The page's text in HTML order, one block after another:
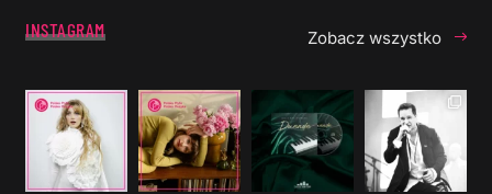
INSTAGRAM Zobacz wszystko